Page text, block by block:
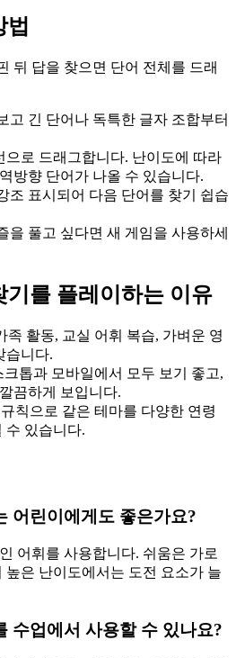
법
뒤 답을 찾으면 단어 전체를 드래
고 긴 단어나 독특한 글자 조합부터
으로 드래그합니다. 난이도에 따라
방향 단어가 나올 수 있습니다.
조 표시되어 다음 단어를 찾기 쉽습
을 풀고 싶다면 새 게임을 사용하세
기를 플레이하는 이유
족 활동, 교실 어휘 복습, 가벼운 영
습니다.
톱과 모바일에서 모두 보기 좋고,
끔하게 보입니다.
칙으로 같은 테마를 다양한 연령
수 있습니다.
어린이에게도 좋은가요?
어휘를 사용합니다. 쉬움은 가로
높은 난이도에서는 도전 요소가 늘
수업에서 사용할 수 있나요?